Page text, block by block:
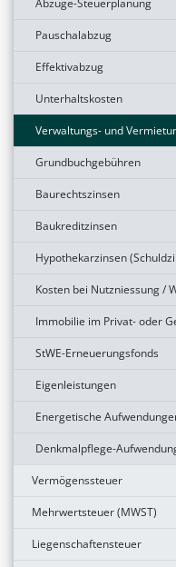
Abzüge-Steuerplanung
Pauschalabzug
Effektivabzug
Unterhaltskosten
Verwaltungs- und
Grundbuchgebühren
Baurechtszinsen
Baukreditzinsen
Hypothekarzinsen
Kosten bei Nutzniessung /
Immobilie im Privat- oder
StWE-Erneuerungsfonds
Eigenleistungen
Energetische
Denkmalpflege-
Vermögenssteuer
Mehrwertsteuer (MWST)
Liegenschaftensteuer